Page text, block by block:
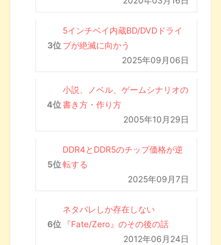
5インチベイ内蔵BD/DVDドライ
ブが絶滅に向かう
2025年09月06日
小説、ノベル、ゲームシナリオの
書き方・作り方
2005年10月29日
DDR4とDDR5のチップ価格が逆
転する
2025年09月7日
ネタバレしか存在しない
『Fate/Zero』のその後の話
2012年06月24日